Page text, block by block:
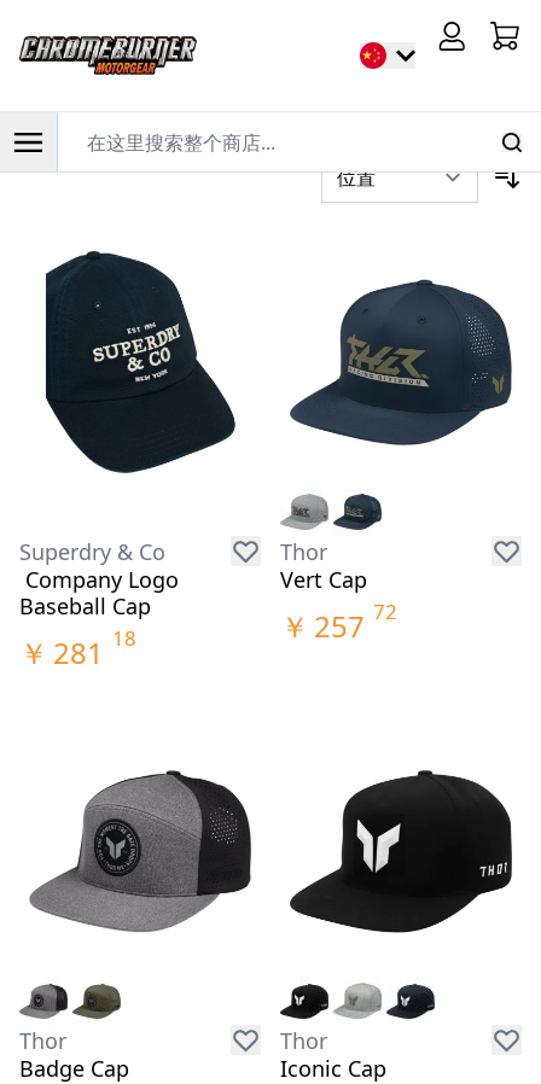
Cart
Superdry & Co
Company Logo
Baseball Cap
￥ 281 18
Thor
Vert Cap
￥ 257 72
Thor
Badge Cap
Thor
Iconic Cap